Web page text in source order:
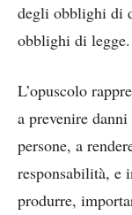
degli obblighi di
obblighi di legge.
L’opuscolo
a prevenire
persone, a
responsabilità, e
produrre,